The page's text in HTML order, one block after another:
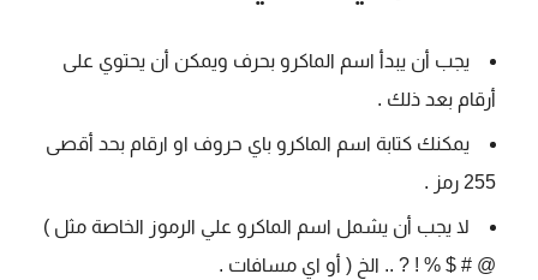
يجب أن يبدأ اسم الماكرو بحرف ويمكن أن يحتوي على
أرقام بعد ذلك .
يمكنك كتابة اسم الماكرو باي حروف او ارقام بحد أقصى
255 رمز .
لا يجب أن يشمل اسم الماكرو علي الرموز الخاصة مثل )
@ # $ % ! ? .. الخ ( أو اي مسافات .